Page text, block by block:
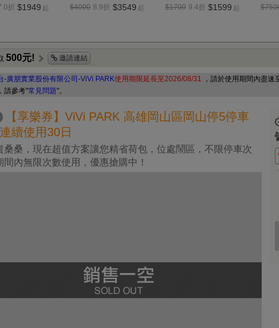
二路停車場，
折 $1949 起
30日(任選2場可適用)
$4000 8.9折 $3549 起
場，連續使用90日
$1700 9.4折 $1599 起
路
500元! 邀請連結
-廣朋實業股份有限公司-ViVi PARK使用期限延長至2026/08/31 ，請於使用期間內盡速
請參考"常見問題"。
【享樂券】ViVi PARK 高雄岡山區岡山停5停車
續使用30日
桑桑，現在超值方案讓您精省荷包，位處鬧區，不限停車次
間內無限次數使用，優惠搶購中！